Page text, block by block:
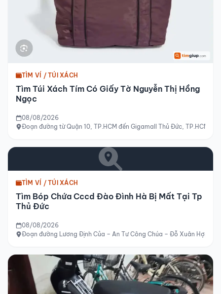
TÌM VÍ / TÚI XÁCH
Tìm Túi Xách Tím Có Giấy Tờ Nguyễn Thị Hồng
Ngọc
08/08/2026
Đoạn đường từ Quận 10, TP.HCM đến Gigamall Thủ Đức, TP.HCM
TÌM VÍ / TÚI XÁCH
Tìm Bóp Chứa Cccd Đào Đình Hà Bị Mất Tại Tp
Thủ Đức
08/08/2026
Đoạn đường Lương Định Của – An Tư Công Chúa – Đỗ Xuân Hợp –